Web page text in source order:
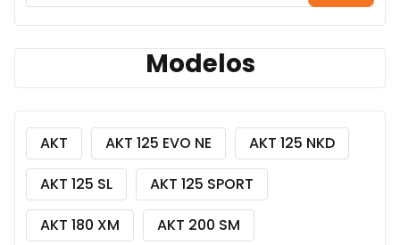
Modelos
AKT AKT 125 EVO NE
AKT 125 NKD
AKT 125 SL
AKT 125 SPORT
AKT 180 XM
AKT 200 SM